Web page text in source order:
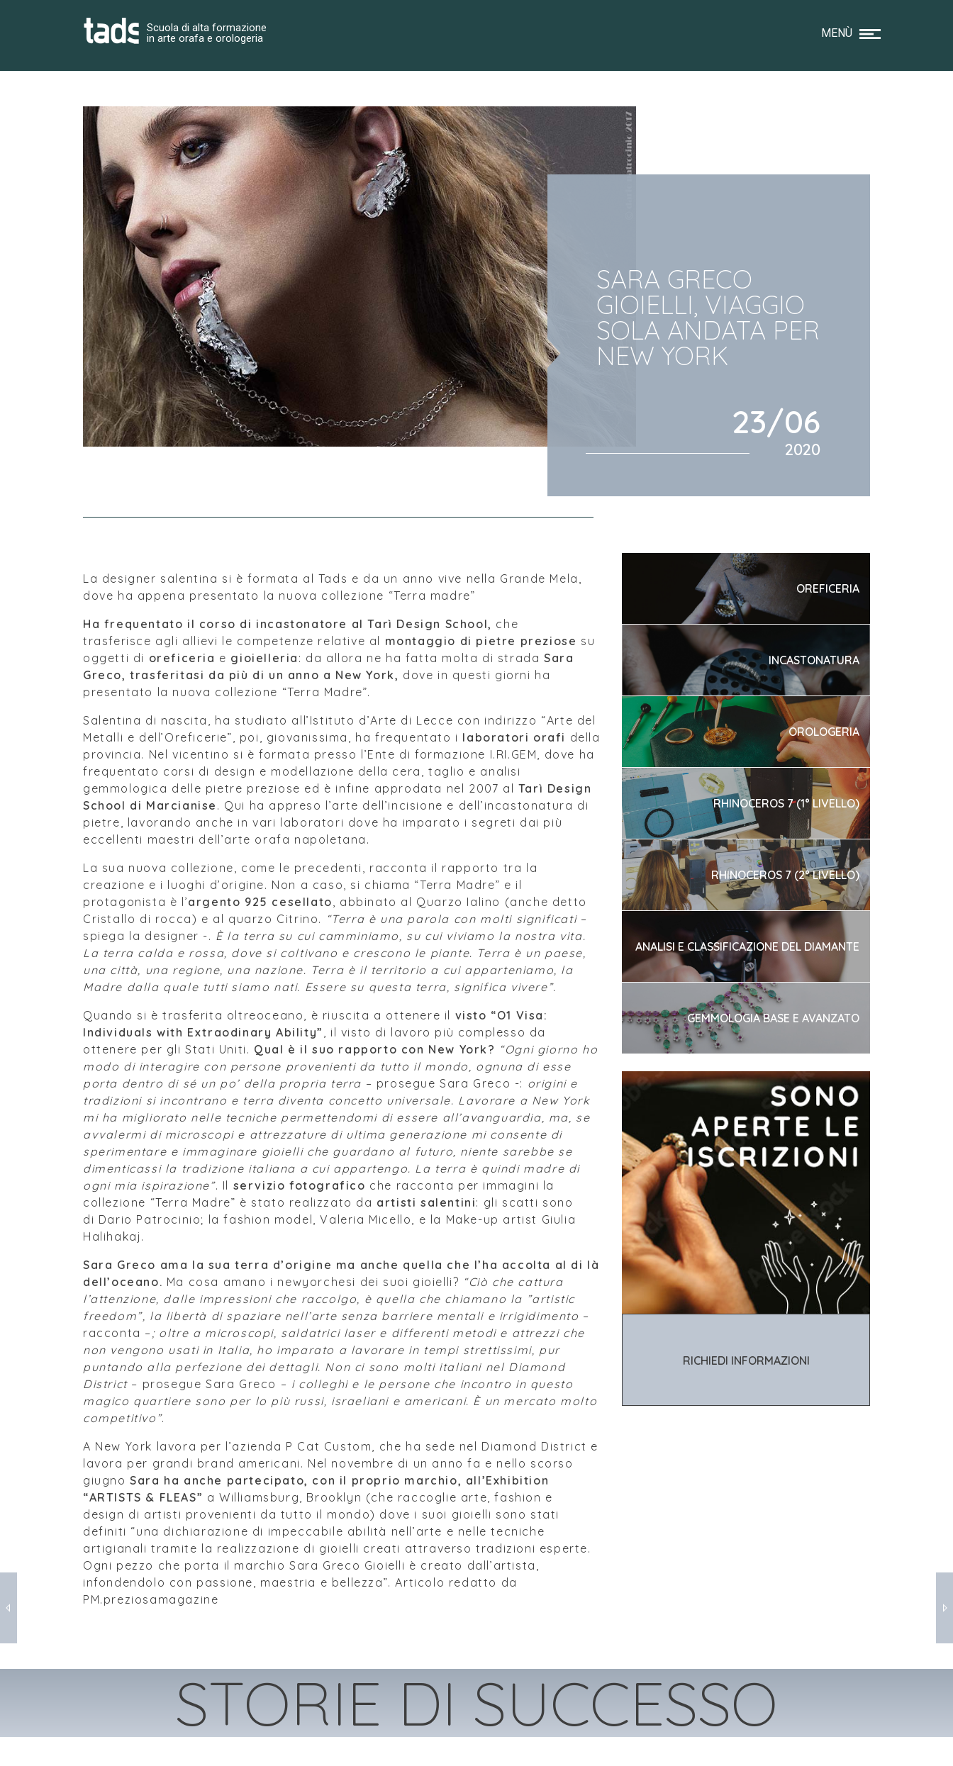
Scuola di alta formazione
in arte orafa e orologeria
MENÙ
SARA GRECO
GIOIELLI, VIAGGIO
SOLA ANDATA PER
NEW YORK
23/06
2020
La designer salentina si è formata al Tads e da un anno vive nella Grande Mela,
dove ha appena presentato la nuova collezione “Terra madre”
Ha frequentato il corso di incastonatore alTarì Design School, che
trasferisce agli allievi le competenze relative al montaggio di pietre preziose su
oggetti di oreficeria e gioielleria : da allora ne ha fatta molta di stradaSara
Greco, trasferitasi da più di un anno a New York, dove in questi giorni ha
presentato la nuova collezione “Terra Madre”.
Salentina di nascita, ha studiato all’Istituto d’Arte di Lecce con indirizzo “Arte del
Metalli e dell’Oreficerie”, poi, giovanissima, ha frequentato i laboratori orafi della
provincia. Nel vicentino si è formata presso l’Ente di formazione I.RI.GEM, dove ha
frequentato corsi di design e modellazione della cera, taglio e analisi
gemmologica delle pietre preziose ed è infine approdata nel 2007 al Tarì Design
School di Marcianise . Qui ha appreso l’arte dell’incisione e dell’incastonatura di
pietre, lavorando anche in vari laboratori dove ha imparato i segreti dai più
eccellenti maestri dell’arte orafa napoletana.
La sua nuova collezione, come le precedenti, racconta il rapporto tra la
creazione e i luoghi d’origine. Non a caso, si chiama “Terra Madre” e il
protagonista è l’argento 925 cesellato, abbinato al Quarzo Ialino (anche detto
Cristallo di rocca) e al quarzo Citrino. “Terra è una parola con molti significati–
spiega la designer -. È la terra su cui camminiamo, su cui viviamo la nostra vita.
La terra calda e rossa, dove si coltivano e crescono le piante. Terra è un paese,
una città, una regione, una nazione. Terra è il territorio a cui apparteniamo, la
Madre dalla quale tutti siamo nati. Essere su questa terra, significa vivere”.
Quando si è trasferita oltreoceano, è riuscita a ottenere il visto “O1 Visa:
Individuals with Extraodinary Ability” , il visto di lavoro più complesso da
ottenere per gli Stati Uniti. Qual è il suo rapporto con New York? “Ogni giorno ho
modo di interagire con persone provenienti da tutto il mondo, ognuna di esse
porta dentro di sé un po’ della propria terra – prosegue Sara Greco -: origini e
tradizioni si incontrano e terra diventa concetto universale. Lavorare a New York
mi ha migliorato nelle tecniche permettendomi di essere all’avanguardia, ma, se
avvalermi di microscopi e attrezzature di ultima generazione mi consente di
sperimentare e immaginare gioielli che guardano al futuro, niente sarebbe se
dimenticassi la tradizione italiana a cui appartengo. La terra è quindi madre di
ogni mia ispirazione”. Il servizio fotografico che racconta per immagini la
collezione “Terra Madre” è stato realizzato da artisti salentini: gli scatti sono
di Dario Patrocinio; la fashion model, Valeria Micello, e la Make-up artist Giulia
Halihakaj.
Sara Greco ama la sua terra d’origine ma anche quella che l’ha accolta al di là
dell’oceano. Ma cosa amano i newyorchesi dei suoi gioielli? “Ciò che cattura
l’attenzione, dalle impressioni che raccolgo, è quella che chiamano la ”artistic
freedom”, la libertà di spaziare nell’arte senza barriere mentali e irrigidimento –
racconta –; oltre a microscopi, saldatrici laser e differenti metodi e attrezzi che
non vengono usati in Italia, ho imparato a lavorare in tempi strettissimi, pur
puntando alla perfezione dei dettagli. Non ci sono molti italiani nel Diamond
District– prosegue Sara Greco – i colleghi e le persone che incontro in questo
magico quartiere sono per lo più russi, israeliani e americani. È un mercato molto
competitivo”.
A New York lavora per l’azienda P Cat Custom, che ha sede nel Diamond District e
lavora per grandi brand americani. Nel novembre di un anno fa e nello scorso
giugnoSara ha anche partecipato, con il proprio marchio, all’Exhibition
“ARTISTS & FLEAS” a Williamsburg, Brooklyn (che raccoglie arte, fashion e
design di artisti provenienti da tutto il mondo) dove i suoi gioielli sono stati
definiti “una dichiarazione di impeccabile abilità nell’arte e nelle tecniche
artigianali tramite la realizzazione di gioielli creati attraverso tradizioni esperte.
Ogni pezzo che porta il marchio Sara Greco Gioielli è creato dall’artista,
infondendolo con passione, maestria e bellezza”. Articolo redatto da
PM.preziosamagazine
OREFICERIA
INCASTONATURA
OROLOGERIA
RHINOCEROS 7 (1° LIVELLO)
RHINOCEROS 7 (2° LIVELLO)
ANALISI E CLASSIFICAZIONE DEL DIAMANTE
GEMMOLOGIA BASE E AVANZATO
RICHIEDI INFORMAZIONI
MAM – MAESTRO D’ARTE E MESTIERE
MAM – MAESTRO D’ARTE E MESTIERE
STORIE DI SUCCESSO